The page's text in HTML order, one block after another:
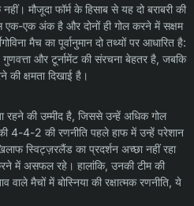
मौजूदा फॉर्म के हिसाब से यह दो बराबरी की
एक-एक अंक है और दोनों ही गोल करने में सक्षम
मैच का पूर्वानुमान दो तथ्यों पर आधारित है:
और टूर्नामेंट की संरचना बेहतर है, जबकि
की क्षमता दिखाई है।
की उम्मीद है, जिससे उन्हें अधिक गोल
4-4-2 की रणनीति पहले हाफ में उन्हें परेशान
स्विट्ज़रलैंड का प्रदर्शन अच्छा नहीं रहा
में असफल रहे। हालांकि, उनकी टीम की
वाले मैचों में बोस्निया की रक्षात्मक रणनीति, ये